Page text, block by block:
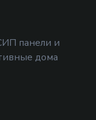
панели и
дома